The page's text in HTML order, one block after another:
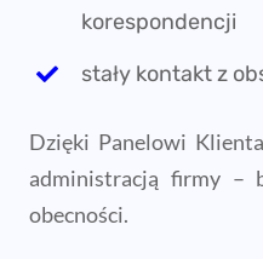
korespondencji
stały kontakt z
Dzięki Panelowi
administracją firmy –
obecności.